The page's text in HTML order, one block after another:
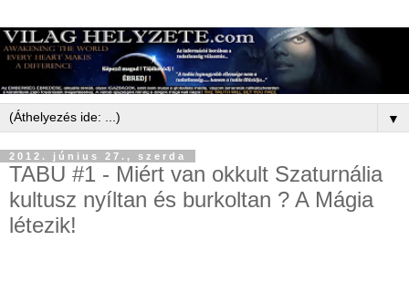
▼
2012. június 27., szerda
TABU #1 - Miért van okkult Szaturnália
kultusz nyíltan és burkoltan ? A Mágia
létezik!